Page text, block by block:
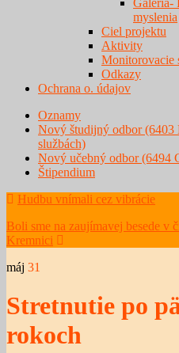
Galéria-
myslenia
Ciel projektu
Aktivity
Monitorovacie
Odkazy
Ochrana o. údajov
Oznamy
Nový študijný odbor (6403
službách)
Nový učebný odbor (6494
Štipendium
Hudbu vnímali cez vibrácie
Boli sme na zaujímavej besede v
Kremnici
máj 31
Stretnutie po
rokoch